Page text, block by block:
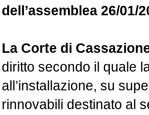
dell’assemblea 26/01/
La Corte di
diritto secondo il quale
all’installazione, su
rinnovabili destinato al